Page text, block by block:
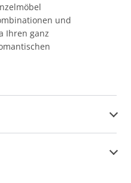
und
Ihren ganz